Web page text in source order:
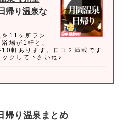
帰り温泉な
を11ヶ所ラン
場が1軒と、
10軒あります。口コミ満載です
クして下さいね♪
帰り温泉まとめ